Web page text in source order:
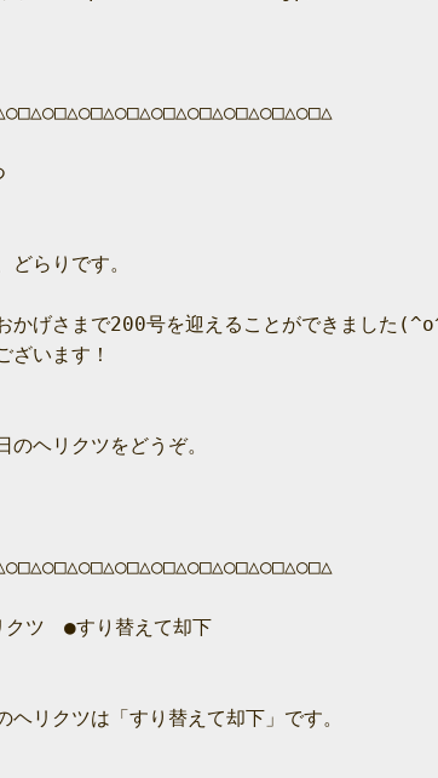
どらりです。
かげさまで200号を迎えることができました
ざいます！
のヘリクツをどうぞ。
ツ　●すり替えて却下
ヘリクツは「すり替えて却下」です。